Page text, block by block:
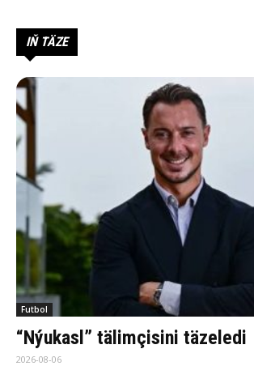
IŇ TÄZE
Futbol
“Nýukasl” tälimçisini täzeledi
2026-08-06